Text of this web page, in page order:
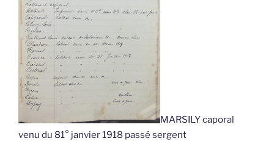
MARSILY caporal
venu du 81° janvier 1918 passé sergent